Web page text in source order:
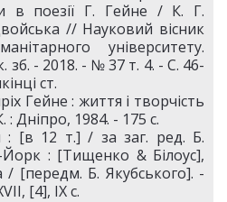
в поезії Г. Гейне / К. Г.
// Науковий вісник
університету.
зб. - 2018. - № 37 т. 4. - С. 46-
ст.
Гейне : життя і творчість
Дніпро, 1984. - 175 c.
: [в 12 т.] / за заг. ред. Б.
: [Тищенко & Білоус],
/ [передм. Б. Якубського]. -
[4], IX с.